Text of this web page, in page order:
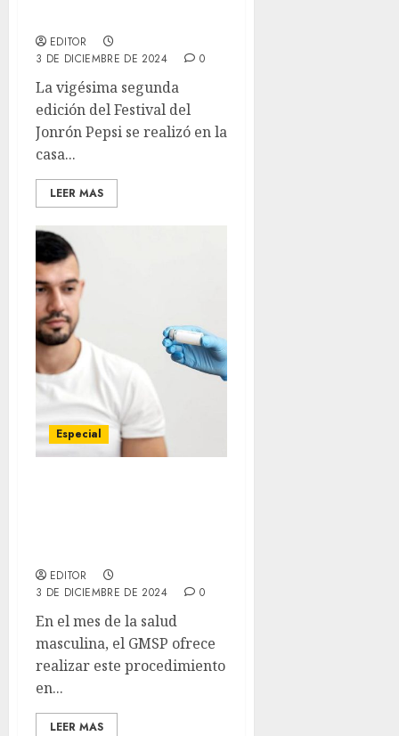
EDITOR
3 DE DICIEMBRE DE 2024
0
La vigésima segunda
edición del Festival del
Jonrón Pepsi se realizó en la
casa...
LEER MAS
Especial
EDITOR
3 DE DICIEMBRE DE 2024
0
En el mes de la salud
masculina, el GMSP ofrece
realizar este procedimiento
en...
LEER MAS